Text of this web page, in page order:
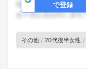
で登録
その他 20代後半女性